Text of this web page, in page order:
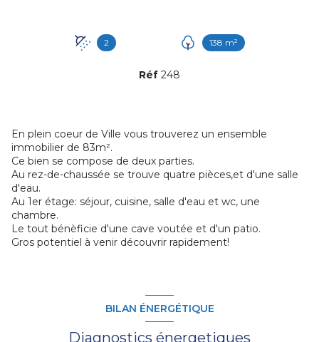
2 138 m²
Réf 248
En plein coeur de Ville vous trouverez un ensemble
immobilier de 83m².
Ce bien se compose de deux parties.
Au rez-de-chaussée se trouve quatre pièces,et d'une salle
d'eau.
Au 1er étage: séjour, cuisine, salle d'eau et wc, une
chambre.
Le tout bénèficie d'une cave voutée et d'un patio.
Gros potentiel à venir découvrir rapidement!
BILAN ÉNERGÉTIQUE
Diagnostics énergetiques